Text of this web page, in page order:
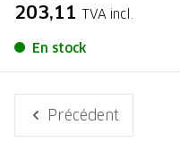
203,11 TVA incl.
En stock
Précédent